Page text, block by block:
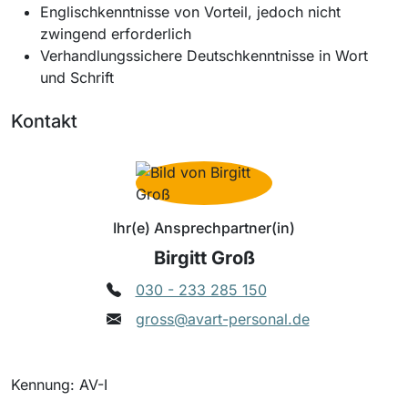
Englischkenntnisse von Vorteil, jedoch nicht
zwingend erforderlich
Verhandlungssichere Deutschkenntnisse in Wort
und Schrift
Kontakt
Ihr(e) Ansprechpartner(in)
Birgitt Groß
030 - 233 285 150
gross@avart-personal.de
Kennung: AV-I